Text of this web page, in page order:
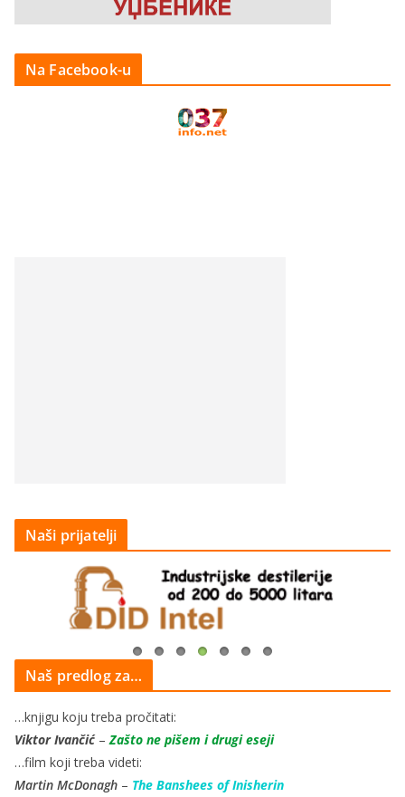
Na Facebook-u
Naši prijatelji
Naš predlog za…
…knjigu koju treba pročitati:
Viktor Ivančić– Zašto ne pišem i drugi eseji
…film koji treba videti:
Martin McDonagh – The Banshees of Inisherin